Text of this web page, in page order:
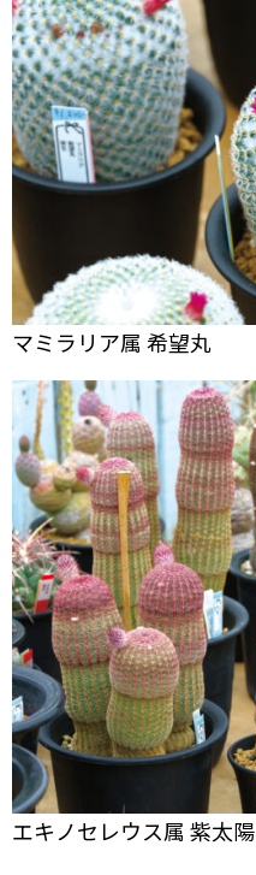
マミラリア属 希望丸
エキノセレウス属 紫太陽